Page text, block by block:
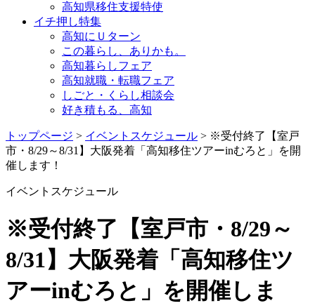
高知県移住支援特使
イチ押し特集
高知にＵターン
この暮らし、ありかも。
高知暮らしフェア
高知就職・転職フェア
しごと・くらし相談会
好き積もる、高知
トップページ > イベントスケジュール > ※受付終了【室戸
市・8/29～8/31】大阪発着「高知移住ツアーinむろと」を開
催します！
イベントスケジュール
※受付終了【室戸市・8/29～
8/31】大阪発着「高知移住ツ
アーinむろと」を開催しま